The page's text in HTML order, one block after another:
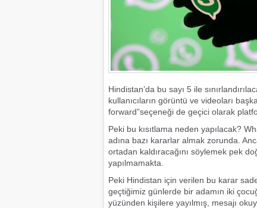
Hindistan’da bu sayı 5 ile
kullanıcıların görüntü ve videoları
forward”seçeneği de geçici olarak
Peki bu kısıtlama neden yapılacak?
adına bazı kararlar almak zorunda.
ortadan kaldıracağını söylemek pek
yapılmamakta.
Peki Hindistan için verilen bu karar
geçtiğimiz günlerde bir adamın iki
yüzünden kişilere yayılmış, mesajı